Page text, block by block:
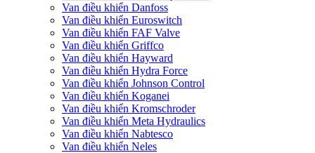
Van điều khiển Danfoss
Van điều khiển Euroswitch
Van điều khiển FAF Valve
Van điều khiển Griffco
Van điều khiển Hayward
Van điều khiển Hydra Force
Van điều khiển Johnson Control
Van điều khiển Koganei
Van điều khiển Kromschroder
Van điều khiển Meta Hydraulics
Van điều khiển Nabtesco
Van điều khiển Neles